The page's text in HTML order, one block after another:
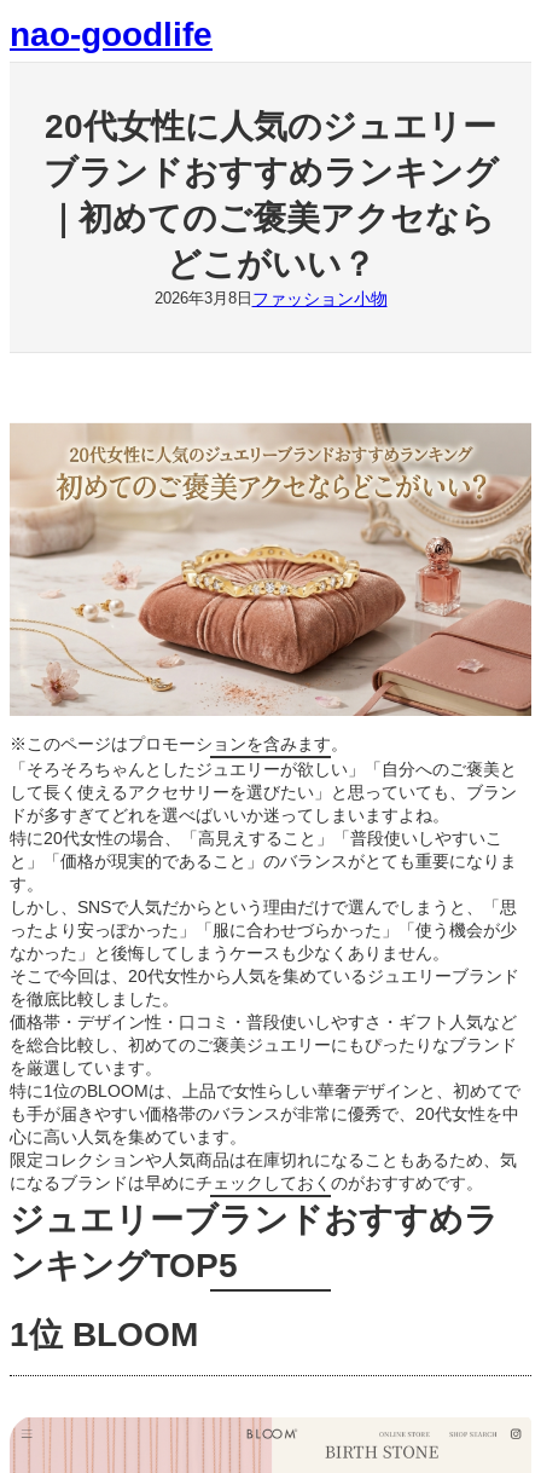
容
を
nao-goodlife
20代女性に人気のジュエリー
ブランドおすすめランキング
｜初めてのご褒美アクセなら
どこがいい？
2026年3月8日 ファッション小物
※このページはプロモーションを含みます。
「そろそろちゃんとしたジュエリーが欲しい」「自分へのご褒美と
して長く使えるアクセサリーを選びたい」と思っていても、ブラン
ドが多すぎてどれを選べばいいか迷ってしまいますよね。
特に20代女性の場合、「高見えすること」「普段使いしやすいこ
と」「価格が現実的であること」のバランスがとても重要になりま
す。
しかし、SNSで人気だからという理由だけで選んでしまうと、「思
ったより安っぽかった」「服に合わせづらかった」「使う機会が少
なかった」と後悔してしまうケースも少なくありません。
そこで今回は、20代女性から人気を集めているジュエリーブランド
を徹底比較しました。
価格帯・デザイン性・口コミ・普段使いしやすさ・ギフト人気など
を総合比較し、初めてのご褒美ジュエリーにもぴったりなブランド
を厳選しています。
特に1位のBLOOMは、上品で女性らしい華奢デザインと、初めてで
も手が届きやすい価格帯のバランスが非常に優秀で、20代女性を中
心に高い人気を集めています。
限定コレクションや人気商品は在庫切れになることもあるため、気
になるブランドは早めにチェックしておくのがおすすめです。
ジュエリーブランドおすすめラ
ンキングTOP5
1位 BLOOM